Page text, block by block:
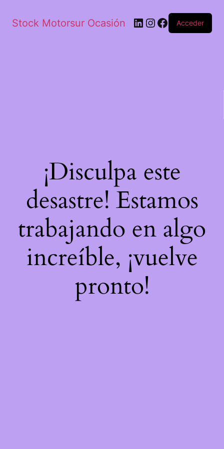
Stock Motorsur Ocasión Acceder
¡Disculpa este
desastre! Estamos
trabajando en algo
increíble, ¡vuelve
pronto!